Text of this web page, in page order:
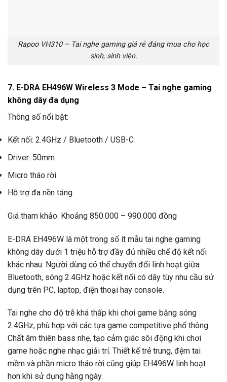
Rapoo VH310 – Tai nghe gaming giá rẻ đáng mua cho học
sinh, sinh viên.
7. E-DRA EH496W Wireless 3 Mode – Tai nghe gaming
không dây đa dụng
Thông số nổi bật:
Kết nối: 2.4GHz / Bluetooth / USB-C
Driver: 50mm
Micro tháo rời
Hỗ trợ đa nền tảng
Giá tham khảo: Khoảng 850.000 – 990.000 đồng
E-DRA EH496W là một trong số ít mẫu tai nghe gaming
không dây dưới 1 triệu hỗ trợ đầy đủ nhiều chế độ kết nối
khác nhau. Người dùng có thể chuyển đổi linh hoạt giữa
Bluetooth, sóng 2.4GHz hoặc kết nối có dây tùy nhu cầu sử
dụng trên PC, laptop, điện thoại hay console.
Tai nghe cho độ trễ khá thấp khi chơi game bằng sóng
2.4GHz, phù hợp với các tựa game competitive phổ thông.
Chất âm thiên bass nhẹ, tạo cảm giác sôi động khi chơi
game hoặc nghe nhạc giải trí. Thiết kế trẻ trung, đệm tai
mềm và phần micro tháo rời cũng giúp EH496W linh hoạt
hơn khi sử dụng hằng ngày.